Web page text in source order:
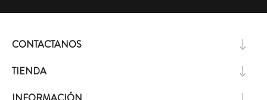
CONTACTANOS
TIENDA